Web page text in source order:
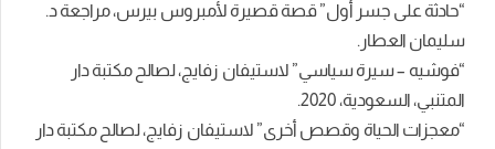
“حادثة على جسر أول” قصة قصيرة لأمبروس بيرس، مراجعة د.
سليمان العطار.
“فوشيه –سيرة سياسي” لاستيفان زفايج، لصالح مكتبة دار
المتنبي، السعودية، 2020.
“معجزات الحياة وقصص أخرى” لاستيفان زفايج، لصالح مكتبة دار